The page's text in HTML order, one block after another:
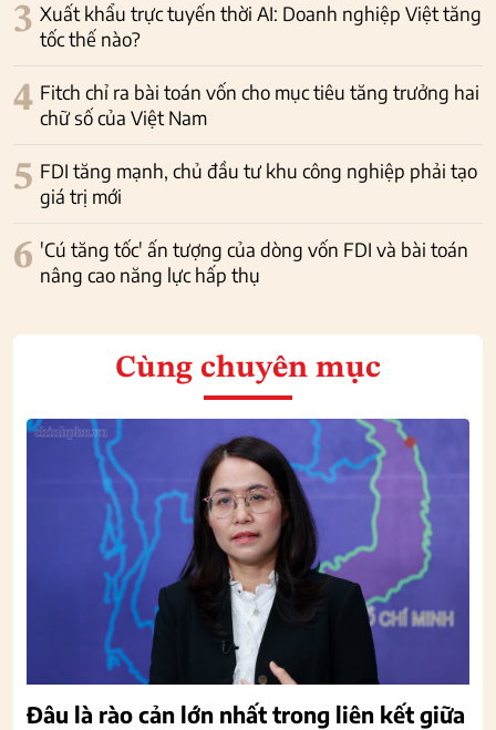
3 Xuất khẩu trực tuyến thời AI: Doanh nghiệp Việt tăng
tốc thế nào?
4 Fitch chỉ ra bài toán vốn cho mục tiêu tăng trưởng hai
chữ số của Việt Nam
5 FDI tăng mạnh, chủ đầu tư khu công nghiệp phải tạo
giá trị mới
6 'Cú tăng tốc' ấn tượng của dòng vốn FDI và bài toán
nâng cao năng lực hấp thụ
Cùng chuyên mục
Đâu là rào cản lớn nhất trong liên kết giữa